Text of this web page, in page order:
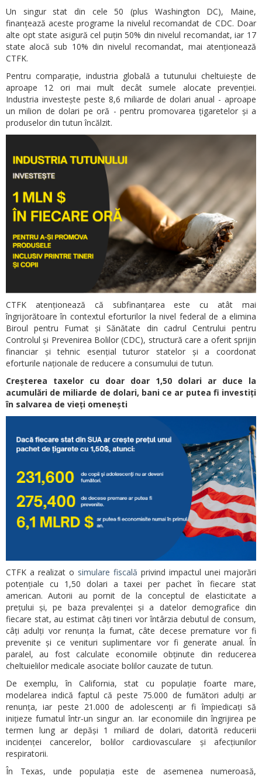
Un singur stat din cele 50 (plus Washington DC), Maine,
finanțează aceste programe la nivelul recomandat de CDC. Doar
alte opt state asigură cel puțin 50% din nivelul recomandat, iar 17
state alocă sub 10% din nivelul recomandat, mai atenționează
CTFK.
Pentru comparație, industria globală a tutunului cheltuiește de
aproape 12 ori mai mult decât sumele alocate prevenției.
Industria investește peste 8,6 miliarde de dolari anual - aproape
un milion de dolari pe oră - pentru promovarea țigaretelor și a
produselor din tutun încălzit.
CTFK atenționează că subfinanțarea este cu atât mai
îngrijorătoare în contextul eforturilor la nivel federal de a elimina
Biroul pentru Fumat și Sănătate din cadrul Centrului pentru
Controlul și Prevenirea Bolilor (CDC), structură care a oferit sprijin
financiar și tehnic esențial tuturor statelor și a coordonat
eforturile naționale de reducere a consumului de tutun.
Creșterea taxelor cu doar doar 1,50 dolari ar duce la
acumulări de miliarde de dolari, bani ce ar putea fi investiți
în salvarea de vieți omenești
CTFK a realizat o simulare fiscală privind impactul unei majorări
potențiale cu 1,50 dolari a taxei per pachet în fiecare stat
american. Autorii au pornit de la conceptul de elasticitate a
prețului și, pe baza prevalenței și a datelor demografice din
fiecare stat, au estimat câți tineri vor întârzia debutul de consum,
câți adulți vor renunța la fumat, câte decese premature vor fi
prevenite și ce venituri suplimentare vor fi generate anual. În
paralel, au fost calculate economiile obținute din reducerea
cheltuielilor medicale asociate bolilor cauzate de tutun.
De exemplu, în California, stat cu populație foarte mare,
modelarea indică faptul că peste 75.000 de fumători adulți ar
renunța, iar peste 21.000 de adolescenți ar fi împiedicați să
inițieze fumatul într-un singur an. Iar economiile din îngrijirea pe
termen lung ar depăși 1 miliard de dolari, datorită reducerii
incidenței cancerelor, bolilor cardiovasculare și afecțiunilor
respiratorii.
În Texas, unde populația este de asemenea numeroasă,